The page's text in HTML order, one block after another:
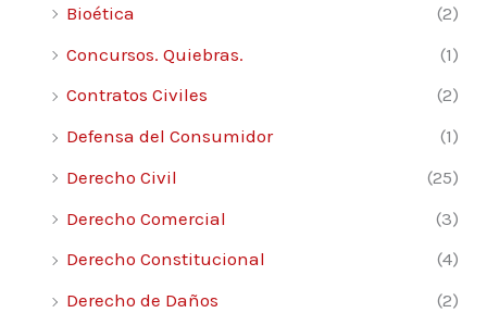
Bioética
(2)
Concursos. Quiebras.
(1)
Contratos Civiles
(2)
Defensa del Consumidor
(1)
Derecho Civil
(25)
Derecho Comercial
(3)
Derecho Constitucional
(4)
Derecho de Daños
(2)